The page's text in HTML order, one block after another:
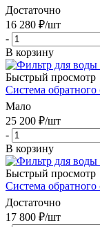
Достаточно
16 280 ₽/шт
-
В корзину
Быстрый просмотр
Система
Мало
25 200 ₽/шт
-
В корзину
Быстрый просмотр
Система
Достаточно
17 800 ₽/шт